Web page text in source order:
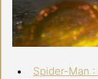
Spider-Man